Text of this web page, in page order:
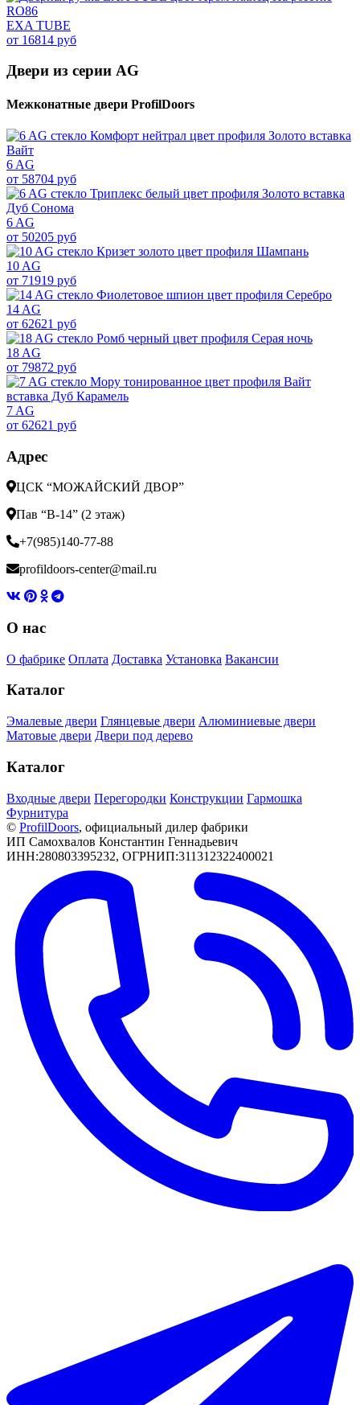
EXA TUBE
от 16814 руб
Двери из серии AG
Межконатные двери ProfilDoors
6 AG
от 58704 руб
6 AG
от 50205 руб
10 AG
от 71919 руб
14 AG
от 62621 руб
18 AG
от 79872 руб
7 AG
от 62621 руб
Адрес
ЦСК “МОЖАЙСКИЙ ДВОР”
Пав “В-14” (2 этаж)
+7(985)140-77-88
profildoors-center@mail.ru
О нас
О фабрике Оплата Доставка Установка Вакансии
Каталог
Эмалевые двери Глянцевые двери Алюминиевые двери
Матовые двери Двери под дерево
Каталог
Входные двери Перегородки Конструкции Гармошка
Фурнитура
© РrofilDoors, официальный дилер фабрики
ИП Самохвалов Константин Геннадьевич
ИНН:280803395232, ОГРНИП:311312322400021